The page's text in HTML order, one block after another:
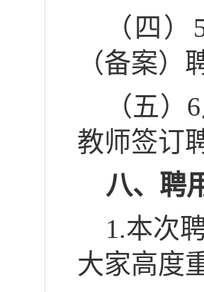
（四）
（备案
（五）
教师签订
八、聘
1.本次
大家高度